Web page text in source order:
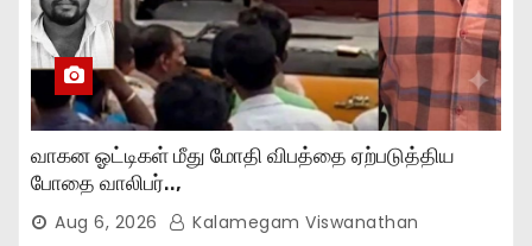
வாகன ஓட்டிகள் மீது மோதி விபத்தை ஏற்படுத்திய
போதை வாலிபர்..,
Aug 6, 2026 Kalamegam Viswanathan